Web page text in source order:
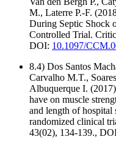
M., Laterre P.-F.
During Septic Shock
Controlled Trial.
DOI: 10.1097/
8.4) Dos Santos
Carvalho M.T.,
Albuquerque I.
have on muscle
and length of
randomized clinical
43(02), 134-139.,